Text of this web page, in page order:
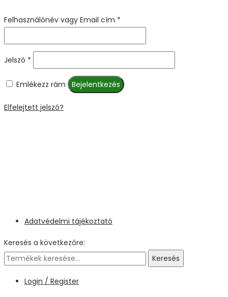
Felhasználónév vagy Email cím *
Jelszó *
Emlékezz rám Bejelentkezés
Elfelejtett jelszó?
Adatvédelmi tájékoztató
Keresés a következőre:
Keresés
Login / Register